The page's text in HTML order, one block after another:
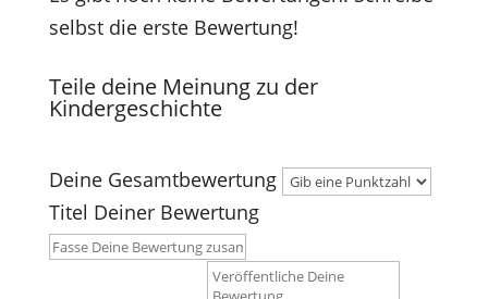
selbst die erste Bewertung!
Teile deine Meinung zu der
Kindergeschichte
Deine Gesamtbewertung
Titel Deiner Bewertung